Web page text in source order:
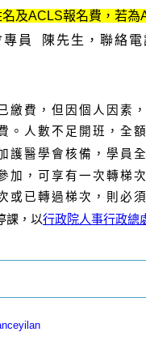
及ACLS報名費，若為
專員 陳先生，聯
繳費，但因個人因素
。人數不足開班，全額
護醫學會核備，學員
加，可享有一次轉梯
或已轉過梯次，則必
課，以行政院人事行政總